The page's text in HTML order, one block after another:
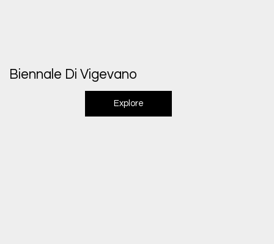
Biennale Di Vigevano
Explore